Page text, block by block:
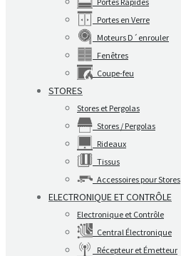
Portes en Verre
Moteurs D´enrouler
Fenêtres
Coupe-feu
STORES
Stores et Pergolas
Stores / Pergolas
Rideaux
Tissus
Accessoires pour Stores
ELECTRONIQUE ET CONTRÔLE
Electronique et Contrôle
Central Électronique
Récepteur et Émetteur